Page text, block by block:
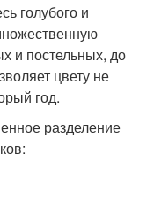
голубого и
и постельных, до
цвету не
год.
разделение